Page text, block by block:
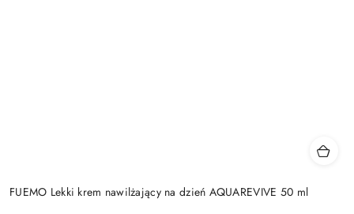
FUEMO Lekki krem nawilżający na dzień AQUAREVIVE 50 ml